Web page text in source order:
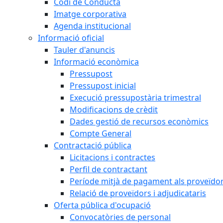
Imatge corporativa
Agenda institucional
Informació oficial
Tauler d'anuncis
Informació econòmica
Pressupost
Pressupost inicial
Execució pressupostària trimestral
Modificacions de crèdit
Dades gestió de recursos econòmics
Compte General
Contractació pública
Licitacions i contractes
Perfil de contractant
Període mitjà de pagament als
Relació de proveïdors i adjudicataris
Oferta pública d'ocupació
Convocatòries de personal